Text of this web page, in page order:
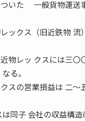
いた 一般貨物運送
ックス（旧近鉄物
物レッ クスには三
る。
スの営業損益は 二
同子 会社の収益構造